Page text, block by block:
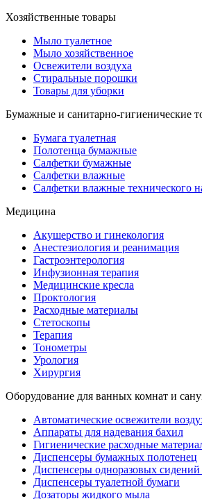
Хозяйственные товары
Мыло туалетное
Мыло хозяйственное
Освежители воздуха
Стиральные порошки
Товары для уборки
Бумажные и санитарно-гигиенические
Бумага туалетная
Полотенца бумажные
Салфетки бумажные
Салфетки влажные
Салфетки влажные технического
Медицина
Акушерство и гинекология
Анестезиология и реанимация
Гастроэнтерология
Инфузионная терапия
Медицинские кресла
Проктология
Расходные материалы
Стетоскопы
Терапия
Тонометры
Урология
Хирургия
Оборудование для ванных комнат и
Автоматические освежители
Аппараты для надевания бахил
Гигиенические расходные
Диспенсеры бумажных полотенец
Диспенсеры одноразовых сидений
Диспенсеры туалетной бумаги
Дозаторы жидкого мыла